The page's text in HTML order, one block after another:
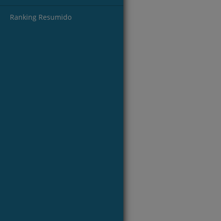
Ranking Resumido